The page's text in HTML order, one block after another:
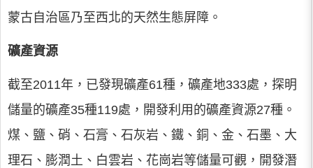
蒙古自治區乃至西北的天然生態屏障。
礦產資源
截至2011年，已發現礦產61種，礦產地333處，探明
儲量的礦產35種119處，開發利用的礦產資源27種。
煤、鹽、硝、石膏、石灰岩、鐵、銅、金、石墨、大
理石、膨潤土、白雲岩、花崗岩等儲量可觀，開發潛